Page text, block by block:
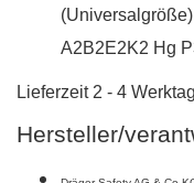
A2B2E2K2 Hg
Lieferzeit 2 - 4
Hersteller/